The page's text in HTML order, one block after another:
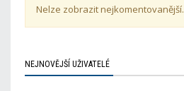
Nelze zobrazit nejkomentovanější.
NEJNOVĚJŠÍ UŽIVATELÉ